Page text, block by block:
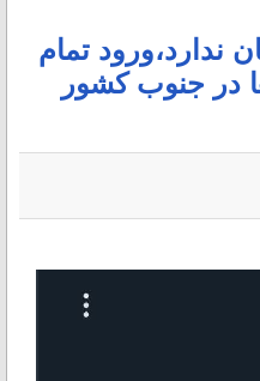
ندارد،ورود تمام
در جنوب کشور